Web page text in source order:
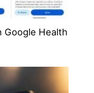
Google Health